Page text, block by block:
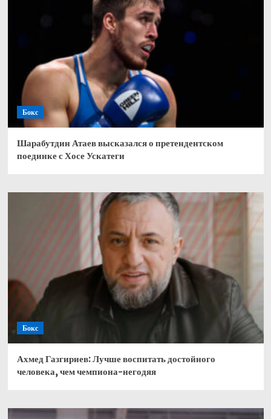
Бокс
Шарабутдин Атаев высказался о претендентском
поединке с Хосе Ускатеги
Бокс
Ахмед Газгириев: Лучше воспитать достойного
человека, чем чемпиона-негодяя